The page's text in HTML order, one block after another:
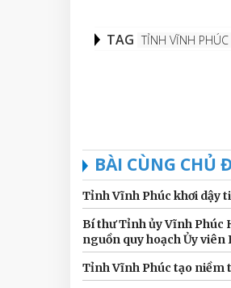
TAG TỈNH VĨNH PHÚC
BÀI CÙNG CHỦ
Tỉnh Vĩnh Phúc khơi dậy
Bí thư Tỉnh ủy Vĩnh Phúc
nguồn quy hoạch Ủy
Tỉnh Vĩnh Phúc tạo niềm